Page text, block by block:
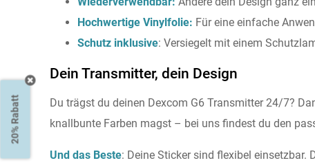
Hochwertige Vinylfolie: Für eine einfache
Schutz inklusive: Versiegelt mit einem
Dein Transmitter, dein Design
Du trägst du deinen Dexcom G6 Transmitter 24/7?
knallbunte Farben magst – bei uns findest du den
Und das Beste: Deine Sticker sind flexibel einsetzbar.
20% Rabatt